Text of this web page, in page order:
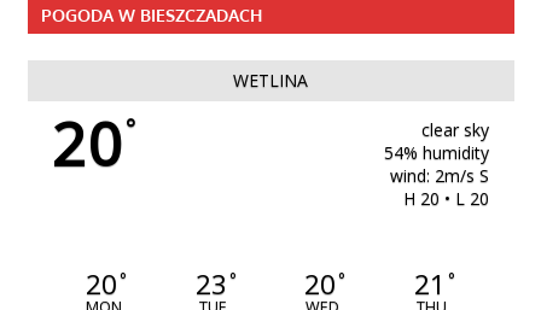
POGODA W BIESZCZADACH
WETLINA
20°
clear sky
54% humidity
wind: 2m/s S
H 20 • L 20
20° 23 ° 20° 21 °